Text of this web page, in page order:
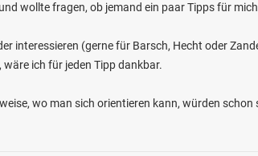
wollte fragen, ob jemand ein paar Tipps für
interessieren (gerne für Barsch, Hecht oder
ich für jeden Tipp dankbar.
wo man sich orientieren kann, würden schon